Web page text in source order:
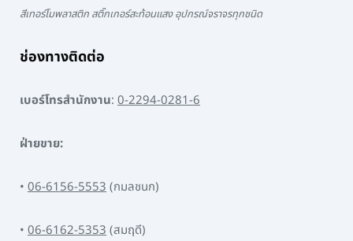
สีเทอร์โมพลาสติก สติ๊กเกอร์สะท้อนแสง อุปกรณ์จราจรทุกชนิด
ช่องทางติดต่อ
เบอร์โทรสำนักงาน: 0-2294-0281-6
ฝ่ายขาย:
• 06-6156-5553(กมลชนก)
• 06-6162-5353(สมฤดี)